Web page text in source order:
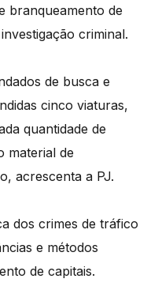
branqueamento de
criminal.
de busca e
cinco viaturas,
quantidade de
material de
acrescenta a PJ.
dos crimes de tráfico
e métodos
de capitais.